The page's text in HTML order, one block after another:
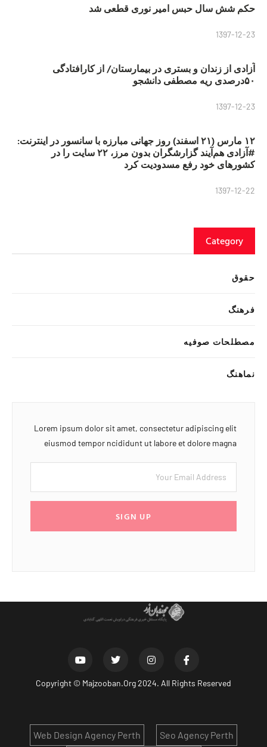
حکم شش سال حبس امیر نوری قطعی شد
1397-12-23
آزادی از زندان و بستری در بیمارستان/ از کارافتادگی
۵۰درصدی ریه مصطفی دانشجو
1397-12-23
۱۲ مارس (۲۱ اسفند) روز جهانی مبارزه با سانسور در اینترنت:
#آزادی هم‌آیند گزارشگران‌ بدون مرز، ۲۲ سایت را در
کشورهای خود رفع مسدودیت کرد
1397-12-22
Category
حقوق
فرهنگ
مصطلحات صوفیه
نماهنگ
Lorem ipsum dolor sit amet, consectetur adipiscing elit
eiusmod tempor ncididunt ut labore et dolore magna
SIGN UP
Copyright © Majzooban.Org2024. All Rights Reserved
Seo Agency Perth
Web Design Agency Perth